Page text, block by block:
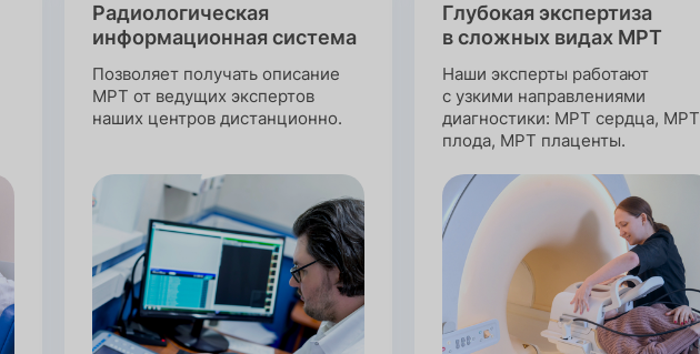
Радиологическая
информационная система
Позволяет получать описание
МРТ от ведущих экспертов
наших центров дистанционно.
Глубокая экспертиза
в сложных видах МРТ
Наши эксперты работают
с узкими направлениями
диагностики: МРТ сердца, МРТ
плода, МРТ плаценты.